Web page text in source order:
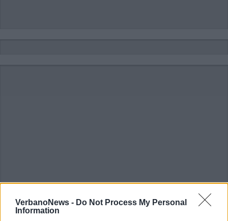
VerbanoNews - Do Not Process My Personal
Information